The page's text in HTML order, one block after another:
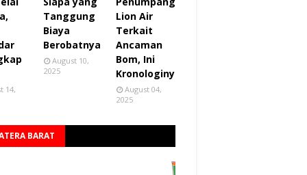
14,
Tanggung
Biaya
Berobatnya
August 10,
2025
Lion Air
Terkait
Ancaman
Bom, Ini
Kronologinya
August 04,
2025
BARAT